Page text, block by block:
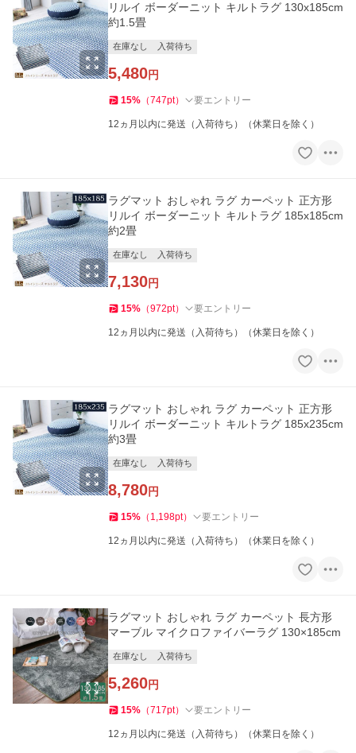
リルイ ボーダーニット キルトラグ 130x185cm
約1.5畳
在庫なし 入荷待ち
5,480円
15% （747pt） 要エントリー
12ヵ月以内に発送（入荷待ち）（休業日を除く）
ラグマット おしゃれ ラグ カーペット 正方形
リルイ ボーダーニット キルトラグ 185x185cm
約2畳
在庫なし 入荷待ち
7,130円
15% （972pt） 要エントリー
12ヵ月以内に発送（入荷待ち）（休業日を除く）
ラグマット おしゃれ ラグ カーペット 正方形
リルイ ボーダーニット キルトラグ 185x235cm
約3畳
在庫なし 入荷待ち
8,780円
15% （ 1,198pt） 要エントリー
12ヵ月以内に発送（入荷待ち）（休業日を除く）
ラグマット おしゃれ ラグ カーペット 長方形
マーブル マイクロファイバーラグ 130×185cm
在庫なし 入荷待ち
5,260円
15% （717pt） 要エントリー
12ヵ月以内に発送（入荷待ち）（休業日を除く）